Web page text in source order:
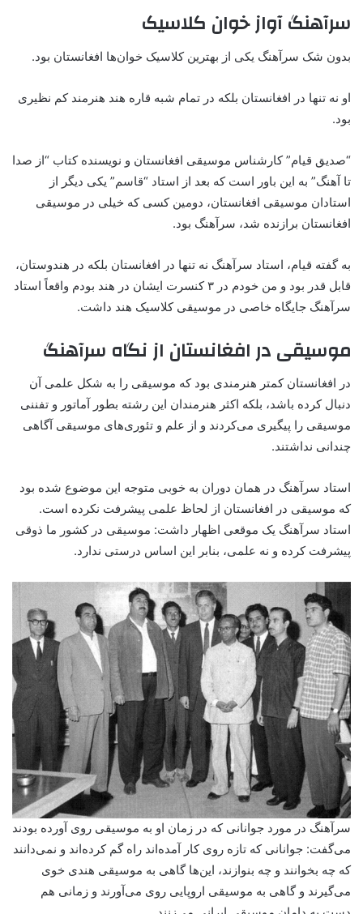
سرآهنگ آواز خوان کلاسیک
بدون شک سرآهنگ یکی از بهترین کلاسیک خوان‌ها افغانستان بود.
او نه تنها در افغانستان بلکه در تمام شبه قاره هند هنرمند کم نظیری
بود.
“صدیق قیام” کارشناس موسیقی افغانستان و نویسنده کتاب “از صدا
تا آهنگ” به این باور است که بعد از استاد “قاسم” یکی دیگر از
استادان موسیقی افغانستان، دومین کسی که خیلی در موسیقی
افغانستان برازنده شد، سرآهنگ بود.
به گفته قیام، استاد سرآهنگ نه تنها در افغانستان بلکه در هندوستان،
قابل قدر بود و من خودم در ۳ کنسرت ایشان در هند بودم واقعاً استاد
سرآهنگ جایگاه خاصی در موسیقی کلاسیک هند داشت.
موسیقی در افغانستان از نگاه سرآهنگ
در افغانستان کمتر هنرمندی بود که موسیقی را به شکل علمی آن
دنبال کرده باشد، بلکه اکثر هنرمندان این رشته بطور آماتور و تفننی
موسیقی را پیگیری می‌کردند و از علم و تئوری‌های موسیقی آگاهی
چندانی نداشتند.
استاد سرآهنگ در همان دوران به خوبی متوجه این موضوع شده بود
که موسیقی در افغانستان از لحاظ علمی پیشرفت نکرده است.
استاد سرآهنگ یک موقعی اظهار داشت: موسیقی در کشور ما ذوقی
پیشرفت کرده و نه علمی، بنابر این اساس درستی ندارد.
سرآهنگ در مورد جوانانی که در زمان او به موسیقی روی آورده بودند
می‌گفت: جوانانی که تازه روی کار آمده‌اند راه گم کرده‌اند و نمی‌دانند
که چه بخوانند و چه بنوازند، این‌ها گاهی به موسیقی هندی خوی
می‌گیرند و گاهی به موسیقی اروپایی روی می‌آورند و زمانی هم